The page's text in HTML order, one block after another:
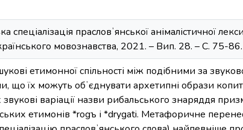
спеціалізація прасловʼянської анімалістичної
мовознавства, 2021. – Вип. 28. – С. 75-86.
етимонної спільності між подібними за
що їх можуть обʼєднувати архетипні образи
звукові варіації назви рибальського знаряддя
етимонів *rogъ і *drygati. Метафоричне